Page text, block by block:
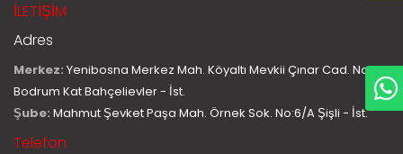
İLETİŞİM
Adres
Merkez: Yenibosna Merkez Mah. Köyaltı Mevkii Çınar Cad. No:11
Bodrum Kat Bahçelievler - İst.
Şube: Mahmut Şevket Paşa Mah. Örnek Sok. No:6/A Şişli - İst.
Telefon